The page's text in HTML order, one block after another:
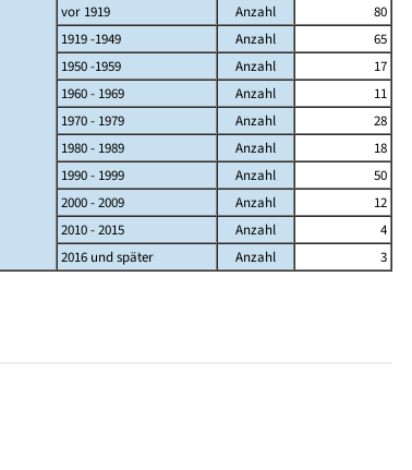
vor 1919 Anzahl
80
1919 -1949
Anzahl
65
1950 -1959
Anzahl
17
1960 - 1969
Anzahl
11
1970 - 1979
Anzahl
28
1980 - 1989
Anzahl
18
1990 - 1999
Anzahl
50
2000 - 2009
Anzahl
12
2010 - 2015
Anzahl
4
2016 und später
Anzahl 3